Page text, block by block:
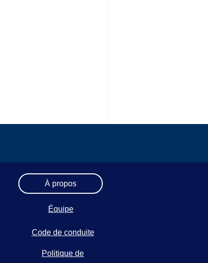
À propos
Équipe
Code de conduite
Politique de